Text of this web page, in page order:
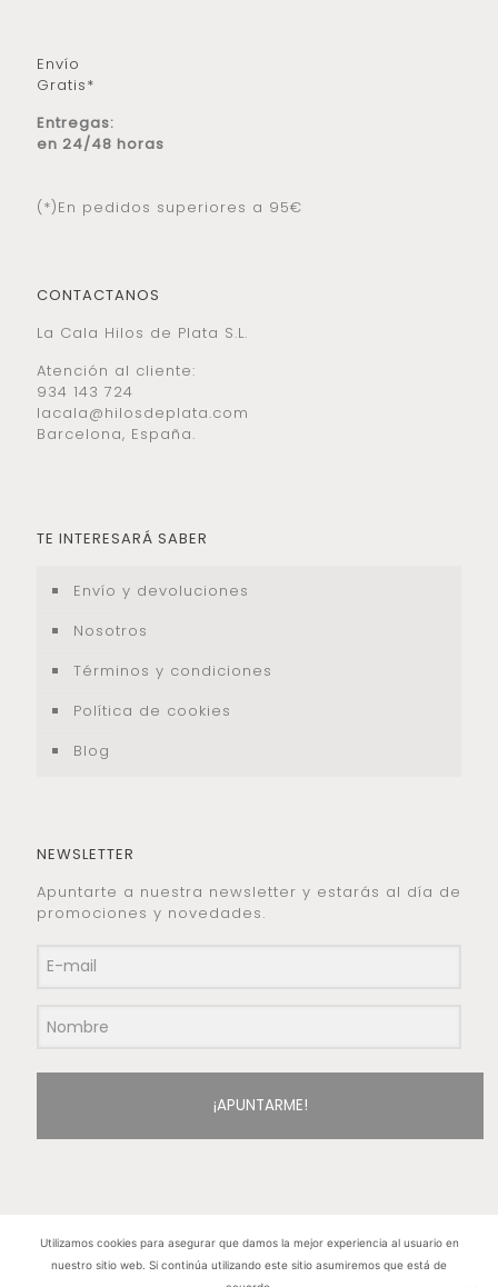
Envío
Gratis*
Entregas:
en 24/48 horas
(*)En pedidos superiores a 95€
CONTACTANOS
La Cala Hilos de Plata S.L.
Atención al cliente:
934 143 724
lacala@hilosdeplata.com
Barcelona, España.
TE INTERESARÁ SABER
Envío y devoluciones
Nosotros
Términos y condiciones
Política de cookies
Blog
NEWSLETTER
Apuntarte a nuestra newsletter y estarás al día de
promociones y novedades.
¡APUNTARME!
Utilizamos cookies para asegurar que damos la mejor experiencia al usuario en
nuestro sitio web. Si continúa utilizando este sitio asumiremos que está de